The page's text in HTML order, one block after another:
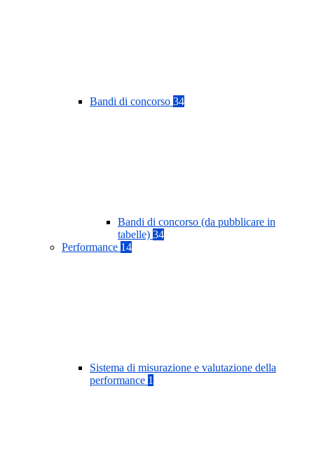
Bandi di concorso 34
Bandi di concorso (da pubblicare in
tabelle) 34
Performance 14
Sistema di misurazione e valutazione della
performance 1